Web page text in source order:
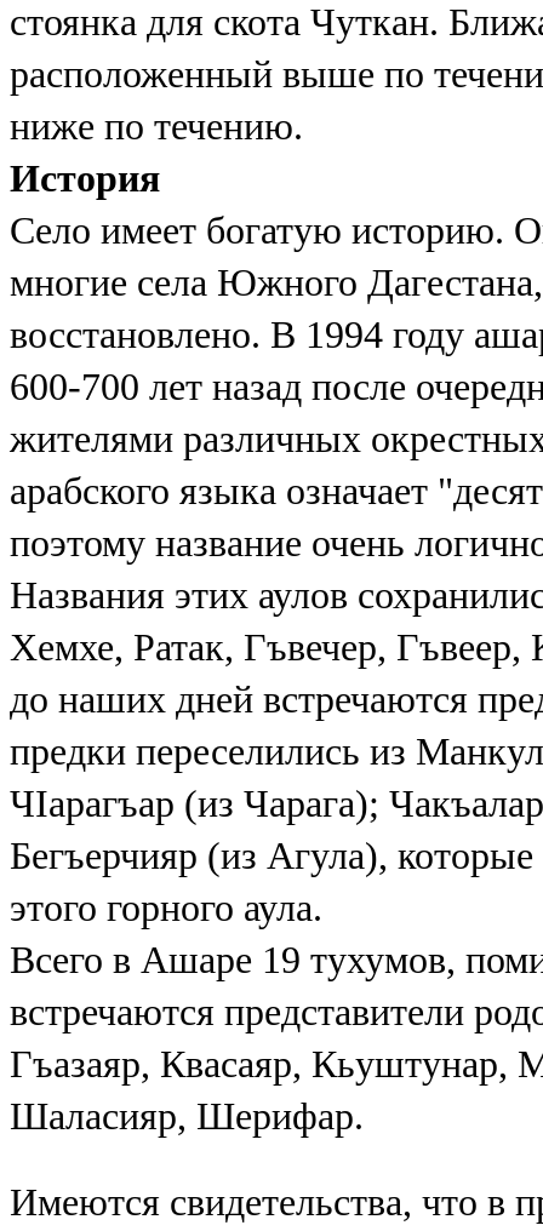
стоянка для скота Чуткан.
расположенный выше по
ниже по течению.
История
Село имеет богатую историю.
многие села Южного
восстановлено. В 1994 году
600-700 лет назад после
жителями различных
арабского языка означает
поэтому название очень
Названия этих аулов
Хемхе, Ратак, Гъвечер,
до наших дней встречаются
предки переселились из
ЧIарагъар (из Чарага);
Бегъерчияр (из Агула),
этого горного аула.
Всего в Ашаре 19 тухумов,
встречаются представители
Гъазаяр, Квасаяр, Кьуштунар,
Шаласияр, Шерифар.
Имеются свидетельства, что в